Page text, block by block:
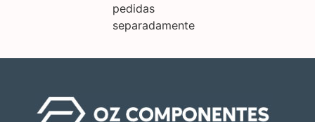
pedidas
separadamente